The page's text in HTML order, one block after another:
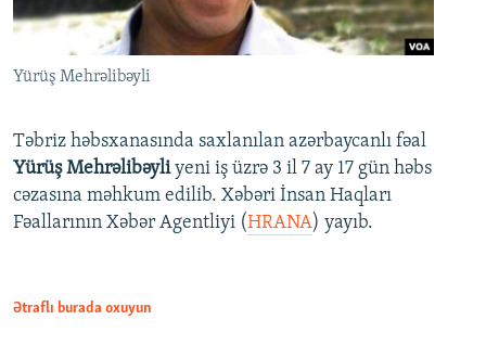
Yürüş Mehrəlibəyli
Təbriz həbsxanasında saxlanılan azərbaycanlı fəal
Yürüş Mehrəlibəyliyeni iş üzrə 3 il 7 ay 17 gün həbs
cəzasına məhkum edilib. Xəbəri İnsan Haqları
Fəallarının Xəbər Agentliyi (HRANA) yayıb.
Ətraflı burada oxuyun